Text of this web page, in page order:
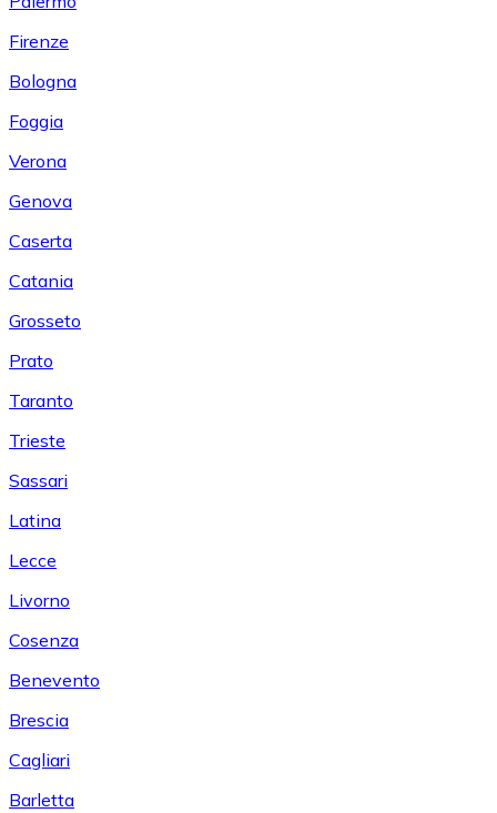
Firenze
Bologna
Foggia
Verona
Genova
Caserta
Catania
Grosseto
Prato
Taranto
Trieste
Sassari
Latina
Lecce
Livorno
Cosenza
Benevento
Brescia
Cagliari
Barletta